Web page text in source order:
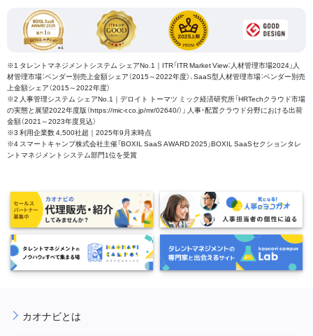
※1 タレントマネジメントシステム シェアNo.1｜ITR「ITR Market View：人材管理市場2024」人
材管理市場：ベンダー別売上金額シェア（2015～2022年度）、SaaS型人材管理市場：ベンダー別売
上金額シェア（2015～2022年度）
※2 人事管理システム シェアNo.1｜デロイト トーマツ ミック経済研究所「HRTechクラウド市場
の実態と展望2022年度版（https://mic-r.co.jp/mr/02640/）」 人事・配置クラウド分野における出荷
金額（2021～2023年度見込）
※3 利用企業数 4,500社超｜2025年9月末時点
※4 スマートキャンプ株式会社主催「BOXIL SaaS AWARD 2025」BOXIL SaaSセクションタレ
ントマネジメントシステム部門1位を受賞
カオナビとは